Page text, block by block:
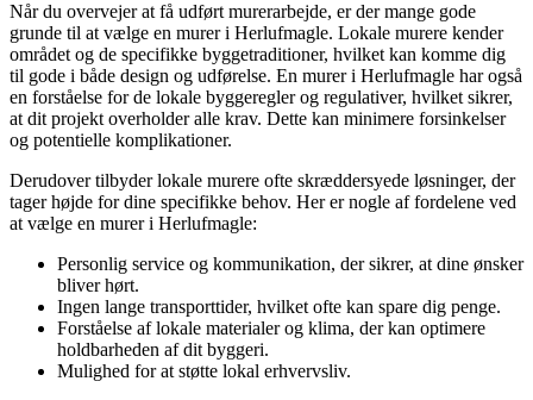
Når du overvejer at få udført murerarbejde, er der mange gode
grunde til at vælge en murer i Herlufmagle. Lokale murere kender
området og de specifikke byggetraditioner, hvilket kan komme dig
til gode i både design og udførelse. En murer i Herlufmagle har også
en forståelse for de lokale byggeregler og regulativer, hvilket sikrer,
at dit projekt overholder alle krav. Dette kan minimere forsinkelser
og potentielle komplikationer.
Derudover tilbyder lokale murere ofte skræddersyede løsninger, der
tager højde for dine specifikke behov. Her er nogle af fordelene ved
at vælge en murer i Herlufmagle:
Personlig service og kommunikation, der sikrer, at dine ønsker
bliver hørt.
Ingen lange transporttider, hvilket ofte kan spare dig penge.
Forståelse af lokale materialer og klima, der kan optimere
holdbarheden af dit byggeri.
Mulighed for at støtte lokal erhvervsliv.